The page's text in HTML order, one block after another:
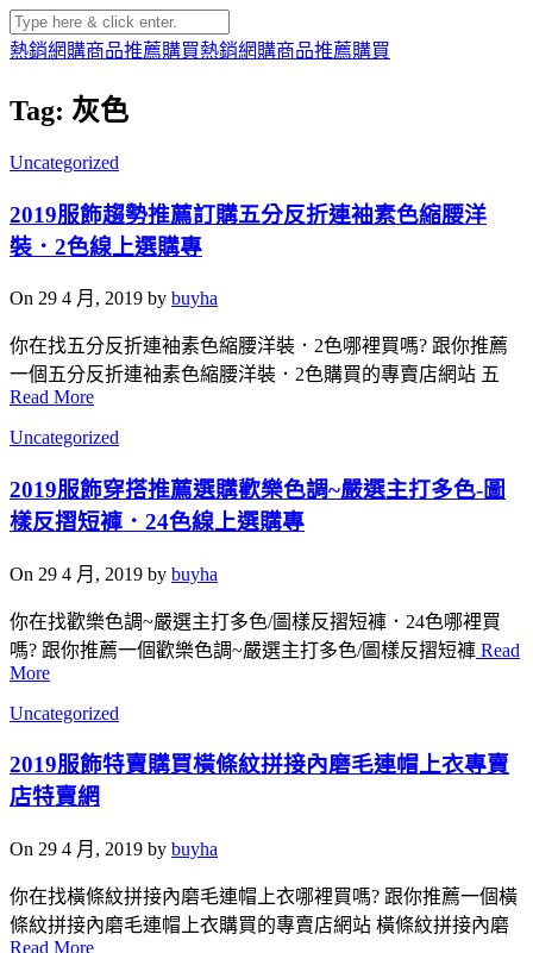
熱銷網購商品推薦購買熱銷網購商品推薦購買
Tag: 灰色
Uncategorized
2019服飾趨勢推薦訂購五分反折連袖素色縮腰洋
裝．2色線上選購專
On 29 4 月, 2019 by buyha
你在找五分反折連袖素色縮腰洋裝．2色哪裡買嗎? 跟你推薦
一個五分反折連袖素色縮腰洋裝．2色購買的專賣店網站 五
Read More
Uncategorized
2019服飾穿搭推薦選購歡樂色調~嚴選主打多色-圖
樣反摺短褲．24色線上選購專
On 29 4 月, 2019 by buyha
你在找歡樂色調~嚴選主打多色/圖樣反摺短褲．24色哪裡買
嗎? 跟你推薦一個歡樂色調~嚴選主打多色/圖樣反摺短褲 Read
More
Uncategorized
2019服飾特賣購買橫條紋拼接內磨毛連帽上衣專賣
店特賣網
On 29 4 月, 2019 by buyha
你在找橫條紋拼接內磨毛連帽上衣哪裡買嗎? 跟你推薦一個橫
條紋拼接內磨毛連帽上衣購買的專賣店網站 橫條紋拼接內磨
Read More